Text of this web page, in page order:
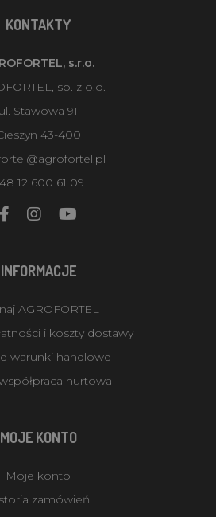
KONTAKTY
s.r.o.
sp. z o.o.
ul. Stawowa 91
43-400
12 600 61 09
INFORMACJE
AGROFORTEL
i koszty dostawy
warunki handlowe
hurtowa
MOJE KONTO
Moje konto
zamówień